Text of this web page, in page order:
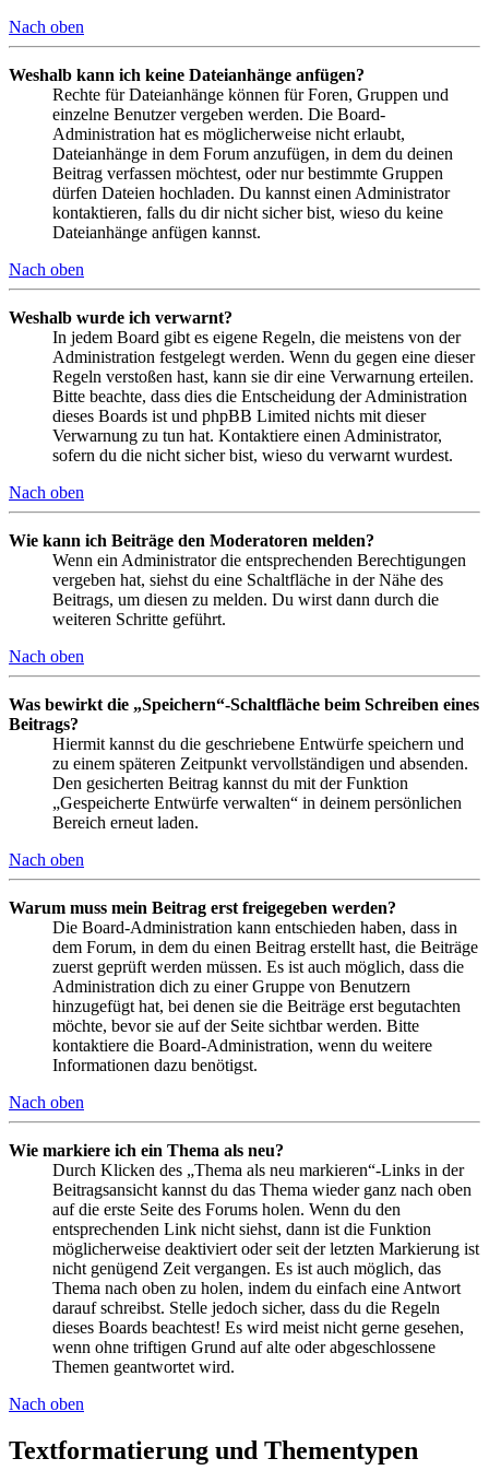
Nach oben
Weshalb kann ich keine Dateianhänge anfügen?
Rechte für Dateianhänge können für Foren, Gruppen und
einzelne Benutzer vergeben werden. Die Board-
Administration hat es möglicherweise nicht erlaubt,
Dateianhänge in dem Forum anzufügen, in dem du deinen
Beitrag verfassen möchtest, oder nur bestimmte Gruppen
dürfen Dateien hochladen. Du kannst einen Administrator
kontaktieren, falls du dir nicht sicher bist, wieso du keine
Dateianhänge anfügen kannst.
Nach oben
Weshalb wurde ich verwarnt?
In jedem Board gibt es eigene Regeln, die meistens von der
Administration festgelegt werden. Wenn du gegen eine dieser
Regeln verstoßen hast, kann sie dir eine Verwarnung erteilen.
Bitte beachte, dass dies die Entscheidung der Administration
dieses Boards ist und phpBB Limited nichts mit dieser
Verwarnung zu tun hat. Kontaktiere einen Administrator,
sofern du die nicht sicher bist, wieso du verwarnt wurdest.
Nach oben
Wie kann ich Beiträge den Moderatoren melden?
Wenn ein Administrator die entsprechenden Berechtigungen
vergeben hat, siehst du eine Schaltfläche in der Nähe des
Beitrags, um diesen zu melden. Du wirst dann durch die
weiteren Schritte geführt.
Nach oben
Was bewirkt die „Speichern“-Schaltfläche beim Schreiben eines
Beitrags?
Hiermit kannst du die geschriebene Entwürfe speichern und
zu einem späteren Zeitpunkt vervollständigen und absenden.
Den gesicherten Beitrag kannst du mit der Funktion
„Gespeicherte Entwürfe verwalten“ in deinem persönlichen
Bereich erneut laden.
Nach oben
Warum muss mein Beitrag erst freigegeben werden?
Die Board-Administration kann entschieden haben, dass in
dem Forum, in dem du einen Beitrag erstellt hast, die Beiträge
zuerst geprüft werden müssen. Es ist auch möglich, dass die
Administration dich zu einer Gruppe von Benutzern
hinzugefügt hat, bei denen sie die Beiträge erst begutachten
möchte, bevor sie auf der Seite sichtbar werden. Bitte
kontaktiere die Board-Administration, wenn du weitere
Informationen dazu benötigst.
Nach oben
Wie markiere ich ein Thema als neu?
Durch Klicken des „Thema als neu markieren“-Links in der
Beitragsansicht kannst du das Thema wieder ganz nach oben
auf die erste Seite des Forums holen. Wenn du den
entsprechenden Link nicht siehst, dann ist die Funktion
möglicherweise deaktiviert oder seit der letzten Markierung ist
nicht genügend Zeit vergangen. Es ist auch möglich, das
Thema nach oben zu holen, indem du einfach eine Antwort
darauf schreibst. Stelle jedoch sicher, dass du die Regeln
dieses Boards beachtest! Es wird meist nicht gerne gesehen,
wenn ohne triftigen Grund auf alte oder abgeschlossene
Themen geantwortet wird.
Nach oben
Textformatierung und Thementypen